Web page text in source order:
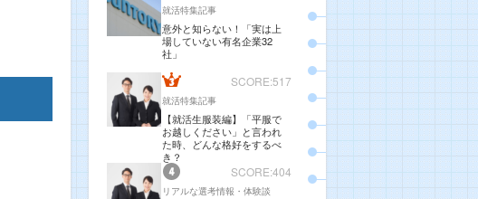
就活特集記事
意外と知らない！「実は上
場していない有名企業32
社」
SCORE:517
就活特集記事
【就活生服装編】「平服で
お越しください」と言われ
た時、どんな格好をするべ
き？
SCORE:404
リアルな選考情報・体験談